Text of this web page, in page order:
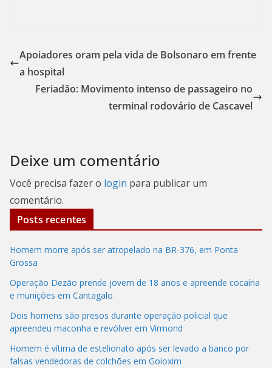
Apoiadores oram pela vida de Bolsonaro em frente
a hospital
Feriadão: Movimento intenso de passageiro no
terminal rodovário de Cascavel
Deixe um comentário
Você precisa fazer o login para publicar um
comentário.
Posts recentes
Homem morre após ser atropelado na BR-376, em Ponta
Grossa
Operação Dezão prende jovem de 18 anos e apreende cocaína
e munições em Cantagalo
Dois homens são presos durante operação policial que
apreendeu maconha e revólver em Virmond
Homem é vítima de estelionato após ser levado a banco por
falsas vendedoras de colchões em Goioxim